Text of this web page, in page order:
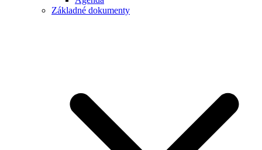
Základné dokumenty